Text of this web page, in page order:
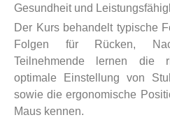
Gesundheit und
Der Kurs behandelt typische
Folgen für Rücken,
Teilnehmende lernen die
optimale Einstellung von
sowie die ergonomische
Maus kennen.